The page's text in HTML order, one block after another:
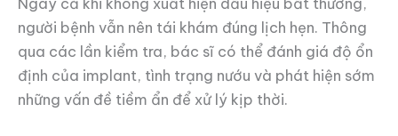
người bệnh vẫn nên tái khám đúng lịch hẹn. Thông
qua các lần kiểm tra, bác sĩ có thể đánh giá độ ổn
định của implant, tình trạng nướu và phát hiện sớm
những vấn đề tiềm ẩn để xử lý kịp thời.